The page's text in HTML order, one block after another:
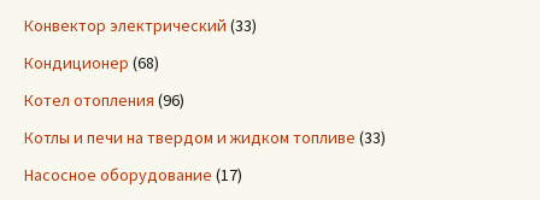
Конвектор электрический (33)
Кондиционер (68)
Котел отопления (96)
Котлы и печи на твердом и жидком топливе (33)
Насосное оборудование (17)